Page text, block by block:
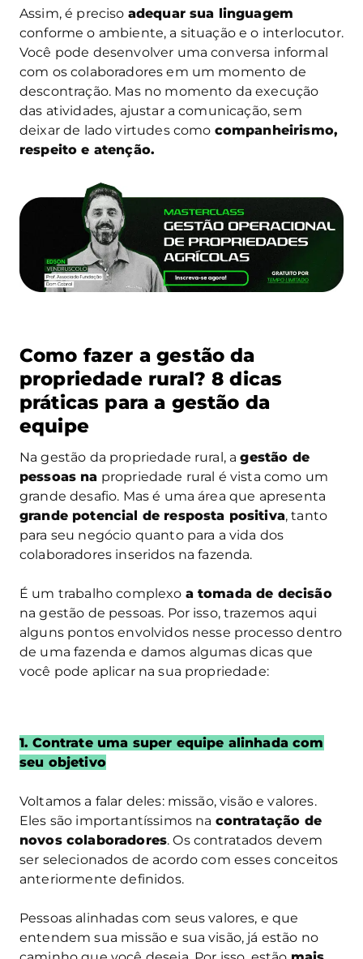
Assim, é preciso adequar sua linguagem
conforme o ambiente, a situação e o interlocutor.
Você pode desenvolver uma conversa informal
com os colaboradores em um momento de
descontração. Mas no momento da execução
das atividades, ajustar a comunicação, sem
deixar de lado virtudes como companheirismo,
respeito e atenção.
Como fazer a gestão da
propriedade rural? 8 dicas
práticas para a gestão da
equipe
Na gestão da propriedade rural, agestão de
pessoas na propriedade rural é vista como um
grande desafio. Mas é uma área que apresenta
grande potencial de resposta positiva, tanto
para seu negócio quanto para a vida dos
colaboradores inseridos na fazenda.
É um trabalho complexo a tomada de decisão
na gestão de pessoas. Por isso, trazemos aqui
alguns pontos envolvidos nesse processo dentro
de uma fazenda e damos algumas dicas que
você pode aplicar na sua propriedade:
1. Contrate uma super equipe alinhada com
seu objetivo
Voltamos a falar deles: missão, visão e valores.
Eles são importantíssimos na contratação de
novos colaboradores. Os contratados devem
ser selecionados de acordo com esses conceitos
anteriormente definidos.
Pessoas alinhadas com seus valores, e que
entendem sua missão e sua visão, já estão no